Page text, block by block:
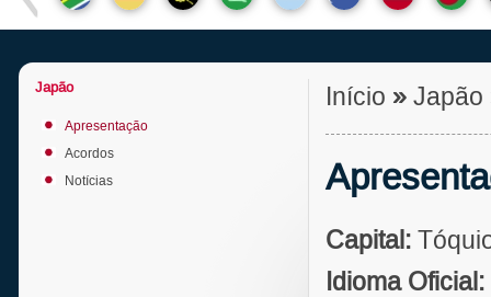
Japão
Apresentação
Acordos
Notícias
Início » Japão
Capital:
Idioma Oficial: